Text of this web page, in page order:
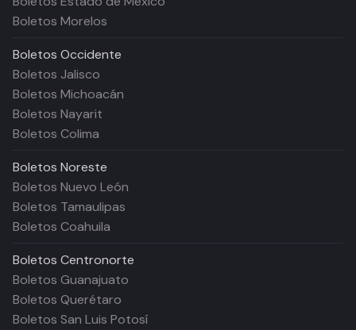
Boletos Morelos
Boletos Occidente
Boletos Jalisco
Boletos Michoacán
Boletos Nayarit
Boletos Colima
Boletos Noreste
Boletos Nuevo León
Boletos Tamaulipas
Boletos Coahuila
Boletos Centronorte
Boletos Guanajuato
Boletos Querétaro
Boletos San Luis Potosí